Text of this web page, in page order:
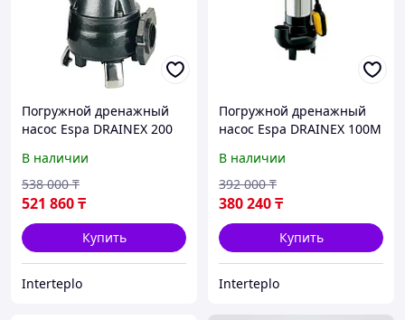
Погружной дренажный
насос Espa DRAINEX 200
В наличии
521 860₸
538 000 ₸
Купить
Interteplo
Погружной дренажный
насос Espa DRAINEX 100M
В наличии
380 240₸
392 000 ₸
Купить
Interteplo